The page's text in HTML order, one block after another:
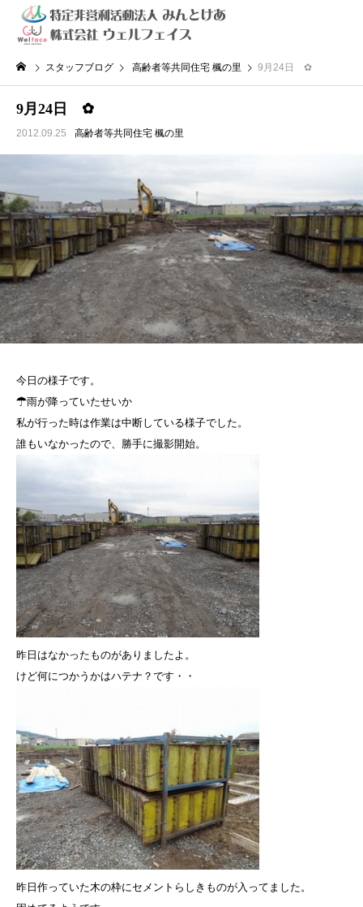
スタッフブログ 高齢者等共同住宅 楓の里 9月24日 ✿
9月24日 ✿
2012.09.25 高齢者等共同住宅 楓の里
今日の様子です。
☂雨が降っていたせいか
私が行った時は作業は中断している様子でした。
誰もいなかったので、勝手に撮影開始。
昨日はなかったものがありましたよ。
けど何につかうかはハテナ？です・・
昨日作っていた木の枠にセメントらしきものが入ってました。